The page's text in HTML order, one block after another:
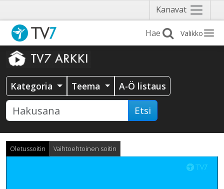
Kanavat Näytä
valikko
Valikko
Kategoria Teema A-Ö listaus
Etsi
Oletussoitin Vaihtoehtoinen soitin